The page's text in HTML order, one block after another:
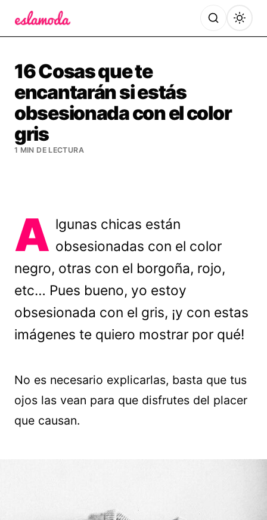
16 Cosas que te
encantarán si estás
obsesionada con el color
gris
1 MIN DE LECTURA
A lgunas chicas están
obsesionadas con el color
negro, otras con el borgoña, rojo,
etc… Pues bueno, yo estoy
obsesionada con el gris, ¡y con estas
imágenes te quiero mostrar por qué!
No es necesario explicarlas, basta que tus
ojos las vean para que disfrutes del placer
que causan.